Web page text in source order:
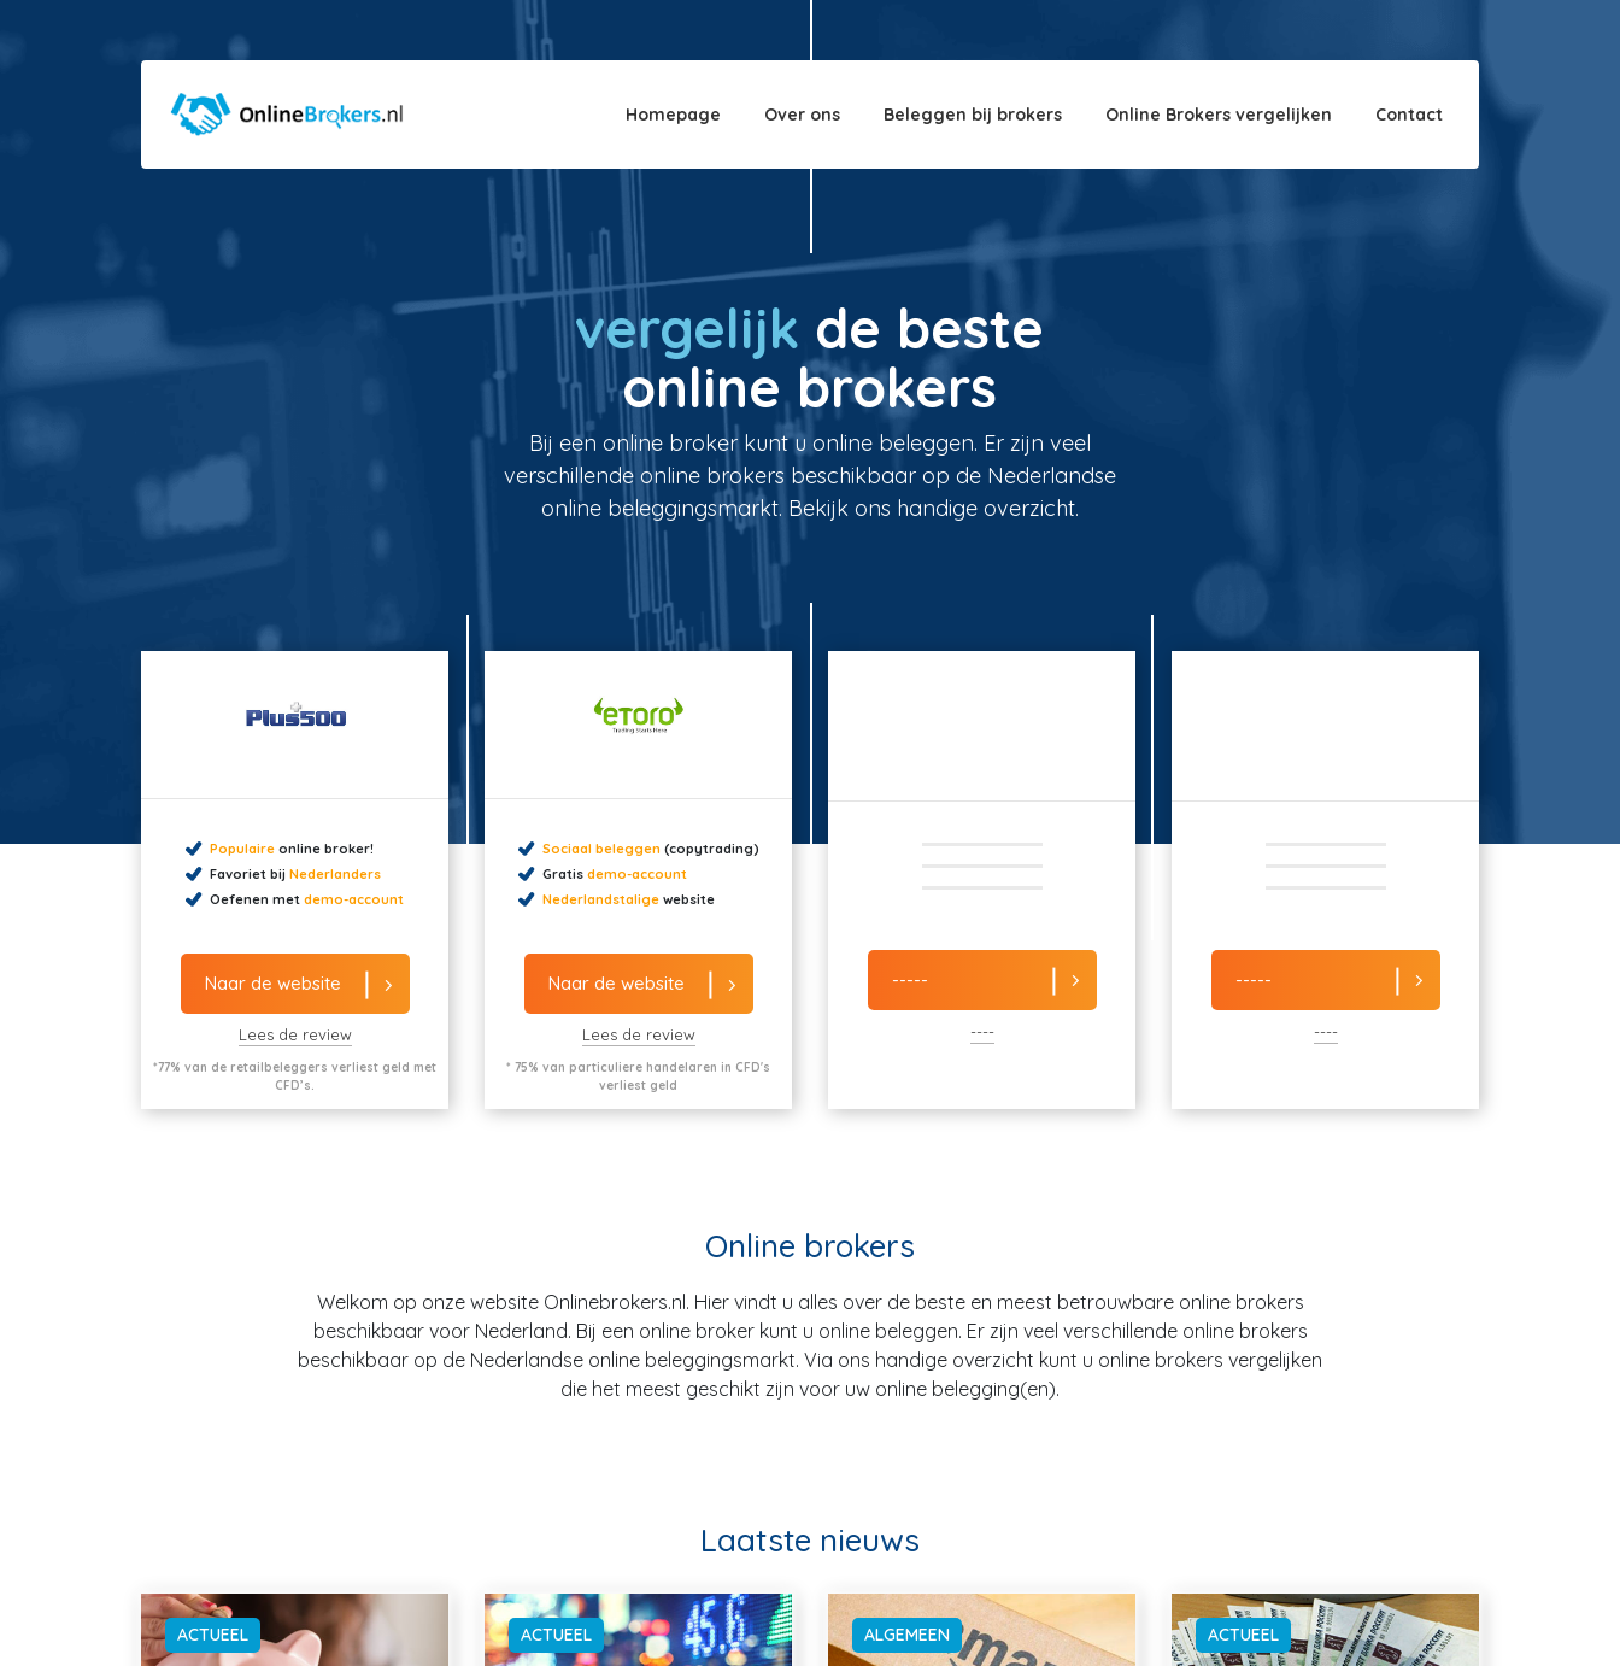
Homepage Over ons Beleggen bij brokers Online Brokers vergelijken Contact
vergelijk de beste
online brokers
Bij een online broker kunt u online beleggen. Er zijn veel
verschillende online brokers beschikbaar op de Nederlandse
online beleggingsmarkt. Bekijk ons handige overzicht.
Populaire online broker!
Favoriet bij Nederlanders
Oefenen met demo-account
Naar de website
Lees de review
*77% van de retailbeleggers verliest geld met
CFD’s.
Sociaal beleggen (copytrading)
Gratis demo-account
Nederlandstaligewebsite
Naar de website
Lees de review
* 75% van particuliere handelaren in CFD's
verliest geld
-----
----
-----
----
Online brokers
Welkom op onze website Onlinebrokers.nl. Hier vindt u alles over de beste en meest betrouwbare online brokers
beschikbaar voor Nederland. Bij een online broker kunt u online beleggen. Er zijn veel verschillende online brokers
beschikbaar op de Nederlandse online beleggingsmarkt. Via ons handige overzicht kunt u online brokers vergelijken
die het meest geschikt zijn voor uw online belegging(en).
Laatste nieuws
ACTUEEL ACTUEEL ALGEMEEN ACTUEEL